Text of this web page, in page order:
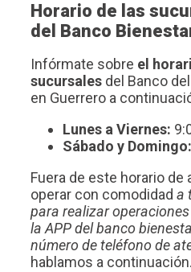
Horario de las
del Banco
Infórmate sobre el
sucursales del Banco
en Guerrero a
Lunes a Viernes:
Sábado y Domingo:
Fuera de este horario de
operar con comodidad a
para realizar
la APP del banco
número de teléfono de
hablamos a continuación.